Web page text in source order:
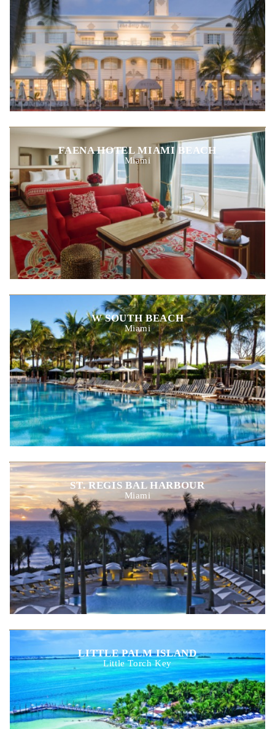
FAENA HOTEL MIAMI BEACH
Miami
W SOUTH BEACH
Miami
ST. REGIS BAL HARBOUR
Miami
LITTLE PALM ISLAND
Little Torch Key